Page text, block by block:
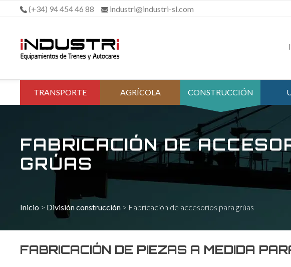
(+34) 94 454 46 88 industri@industri-sl.com
TRANSPORTE AGRÍCOLA CONSTRUCCIÓN
FABRICACIÓN DE
GRÚAS
Inicio > División construcción > Fabricación de accesorios para grúas
FABRICACIÓN DE PIEZAS A MEDIDA